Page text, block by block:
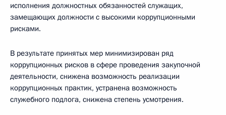
исполнения должностных обязанностей служащих,
замещающих должности с высокими коррупционными
рисками.
В результате принятых мер минимизирован ряд
коррупционных рисков в сфере проведения закупочной
деятельности, снижена возможность реализации
коррупционных практик, устранена возможность
служебного подлога, снижена степень усмотрения.